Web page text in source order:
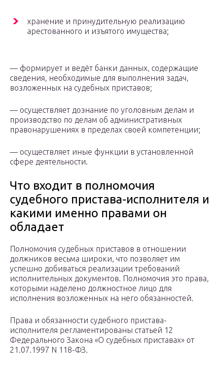
хранение и принудительную реализацию
арестованного и изъятого имущества;
— формирует и ведёт банки данных, содержащие
сведения, необходимые для выполнения задач,
возложенных на судебных приставов;
— осуществляет дознание по уголовным делам и
производство по делам об административных
правонарушениях в пределах своей компетенции;
— осуществляет иные функции в установленной
сфере деятельности.
Что входит в полномочия
судебного пристава-исполнителя и
какими именно правами он
обладает
Полномочия судебных приставов в отношении
должников весьма широки, что позволяет им
успешно добиваться реализации требований
исполнительных документов. Полномочия это права,
которыми наделено должностное лицо для
исполнения возложенных на него обязанностей.
Права и обязанности судебного пристава-
исполнителя регламентированы статьей 12
Федерального Закона «О судебных приставах» от
21.07.1997 N 118-ФЗ.